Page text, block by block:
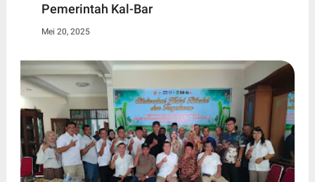
Pemerintah Kal-Bar
Mei 20, 2025